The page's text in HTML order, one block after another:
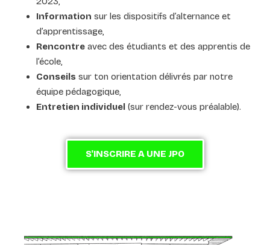
Information sur les dispositifs d’alternance et
d’apprentissage,
Rencontre avec des étudiants et des apprentis de
l’école,
Conseils sur ton orientation délivrés par notre
équipe pédagogique,
Entretien individuel (sur rendez-vous préalable).
S'INSCRIRE A UNE JPO